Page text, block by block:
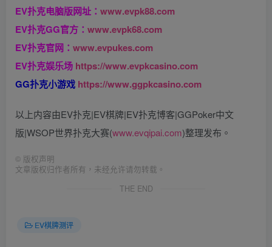
EV扑克电脑版网址： www.evpk88.com
EV扑克GG官方： www.evpk68.com
EV扑克官网： www.evpukes.com
EV扑克娱乐场 https://www.evpkcasino.com
GG扑克小游戏 https://www.ggpkcasino.com
以上内容由EV扑克|EV棋牌|EV扑克博客|GGPoker中文
版|WSOP世界扑克大赛(www.evqipai.com)整理发布。
© 版权声明
文章版权归作者所有，未经允许请勿转载。
THE END
EV棋牌测评